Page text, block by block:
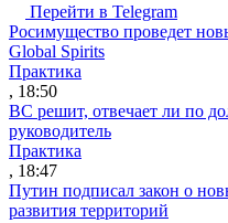
Перейти в Telegram
Росимущество проведет
Global Spirits
Практика
, 18:50
ВС решит, отвечает ли по
руководитель
Практика
, 18:47
Путин подписал закон о
развития территорий